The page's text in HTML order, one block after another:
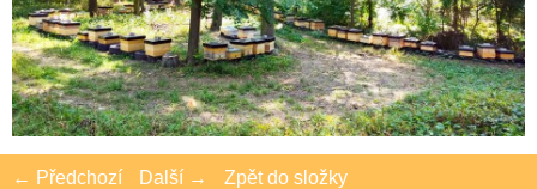
← Předchozí Další → Zpět do složky